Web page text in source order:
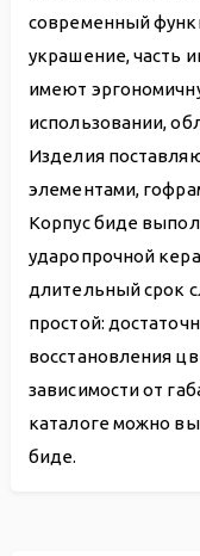
современный
украшение, часть
имеют
использовании,
Изделия
элементами,
Корпус биде
ударопрочной
длительный срок
простой:
восстановления
зависимости от
каталоге можно
биде.